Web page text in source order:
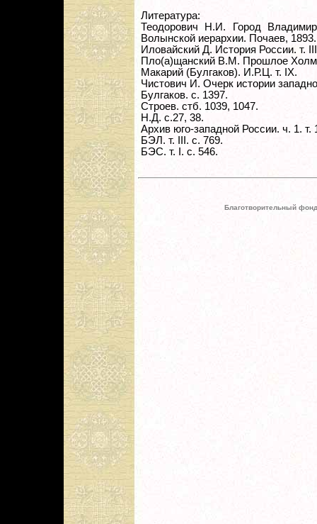
Литература:
Теодорович Н.И. Город
Волынской иерархии. Почаев, 1893.
Иловайский Д. История России. т.
Пло(а)щанский В.М. Прошлое
Макарий (Булгаков). И.Р.Ц. т. IX.
Чистович И. Очерк истории
Булгаков. с. 1397.
Строев. стб. 1039, 1047.
Н.Д. с.27, 38.
Архив юго-западной России. ч. 1.
БЭЛ. т. III. с. 769.
БЭС. т. I. с. 546.
Благотворительный